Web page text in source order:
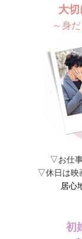
大
～身
▽お仕
▽休日は映
居心
初